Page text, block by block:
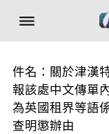
件名：關於津漢
報該處中文傳單
為英國租界等語
查明懲辦由